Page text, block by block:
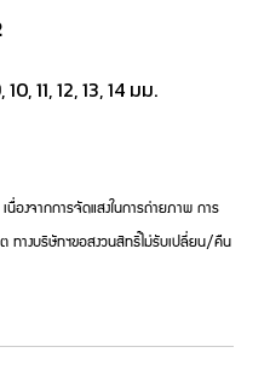
11, 12, 13, 14 มม.
องจากการจัดแสงในการถ่ายภาพ การ
ทางบริษัทฯขอสงวนสิทธิ์ไม่รับเปลี่ยน/คืน